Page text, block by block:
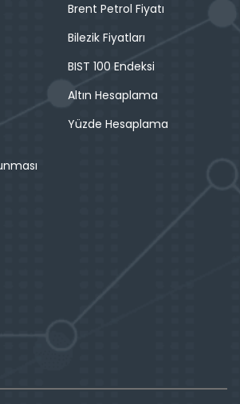
Brent Petrol Fiyatı
Bilezik Fiyatları
BIST 100 Endeksi
Altın Hesaplama
Yüzde Hesaplama